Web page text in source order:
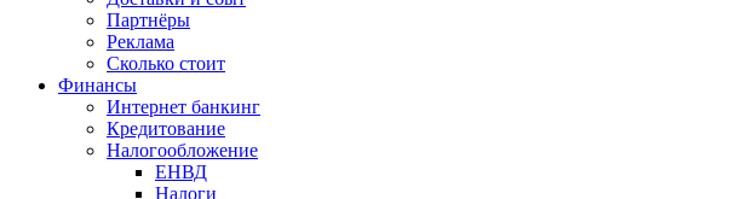
Партнёры
Реклама
Сколько стоит
Финансы
Интернет банкинг
Кредитование
Налогообложение
ЕНВД
Налоги